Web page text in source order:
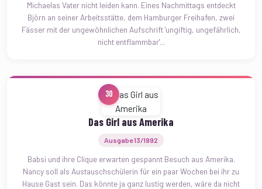
Michaelas Vater nicht leiden kann. Eines Nachmittags entdeckt
Björn an seiner Arbeitsstätte, dem Hamburger Freihafen, zwei
Fässer mit der ungewöhnlichen Aufschrift 'ungiftig, ungefährlich,
nicht entflammbar'...
30
Das Girl aus Amerika
Ausgabe 13/1992
Babsi und ihre Clique erwarten gespannt Besuch aus Amerika.
Nancy soll als Austauschschülerin für ein paar Wochen bei ihr zu
Hause Gast sein. Das könnte ja ganz lustig werden, wäre da nicht